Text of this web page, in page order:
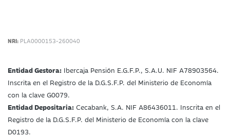
NRI: PLA0000153-260040
Entidad Gestora: Ibercaja Pensión E.G.F.P., S.A.U. NIF A78903564.
Inscrita en el Registro de la D.G.S.F.P. del Ministerio de Economía
con la clave G0079.
Entidad Depositaria: Cecabank, S.A. NIF A86436011. Inscrita en el
Registro de la D.G.S.F.P. del Ministerio de Economía con la clave
D0193.